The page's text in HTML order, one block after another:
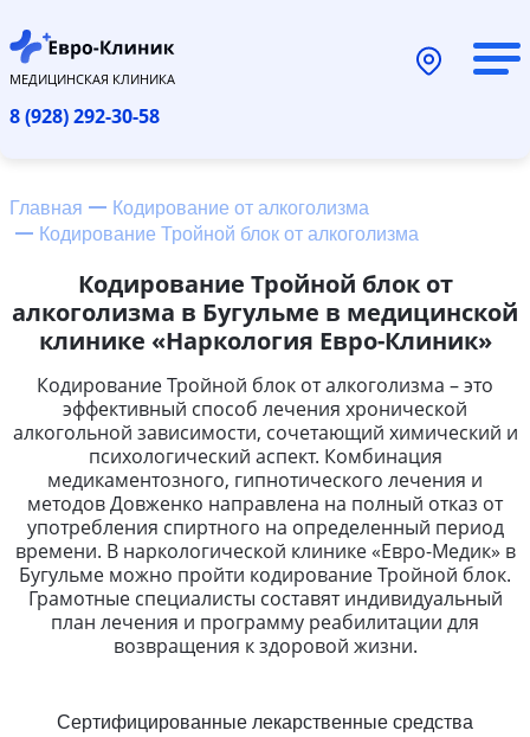
МЕДИЦИНСКАЯ КЛИНИКА
8 (928) 292-30-58
Главная
Кодирование от алкоголизма
Кодирование Тройной блок от алкоголизма
Кодирование Тройной блок от
алкоголизма в Бугульме в медицинской
клинике «Наркология Евро-Клиник»
Кодирование Тройной блок от алкоголизма – это
эффективный способ лечения хронической
алкогольной зависимости, сочетающий химический и
психологический аспект. Комбинация
медикаментозного, гипнотического лечения и
методов Довженко направлена на полный отказ от
употребления спиртного на определенный период
времени. В наркологической клинике «Евро-Медик» в
Бугульме можно пройти кодирование Тройной блок.
Грамотные специалисты составят индивидуальный
план лечения и программу реабилитации для
возвращения к здоровой жизни.
Сертифицированные лекарственные средства